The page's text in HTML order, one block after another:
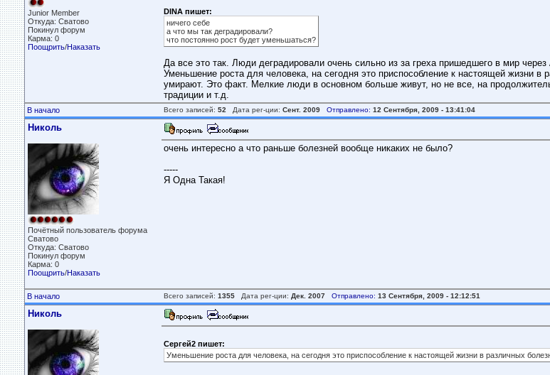
Junior Member
Откуда: Сватово
Покинул форум
Карма: 0
Поощрить/Наказать
DINA пишет:
ничего себе
а что мы так деградировали?
что постоянно рост будет уменьшаться?
Да все это так. Люди деградировали очень сильно из за греха пришедшего в мир
Уменьшение роста для человека, на сегодня это приспособление к настоящей жизни
умирают. Это факт. Мелкие люди в основном больше живут, но не все, на
традиции и т.д.
В начало Всего записей: 52 Дата рег-ции: Сент. 2009 Отправлено: 12 Сентября, 2009 - 13:41:04
Николь
Почётный пользователь форума
Сватово
Откуда: Сватово
Покинул форум
Карма: 0
Поощрить/Наказать
очень интересно а что раньше болезней вообще никаких не было?
-----
Я Одна Такая!
В начало Всего записей: 1355 Дата рег-ции: Дек. 2007 Отправлено: 13 Сентября, 2009 - 12:12:51
Николь
Сергей2 пишет:
Уменьшение роста для человека, на сегодня это приспособление к настоящей жизни в различных